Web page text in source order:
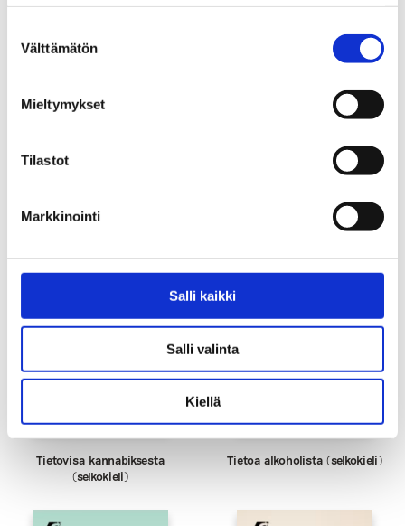
valinta
Välttämätön
Mieltymykset
Tilastot
Markkinointi
Salli kaikki
Salli valinta
Kiellä
Tietovisa kannabiksesta
(selkokieli)
Tietoa alkoholista (selkokieli)